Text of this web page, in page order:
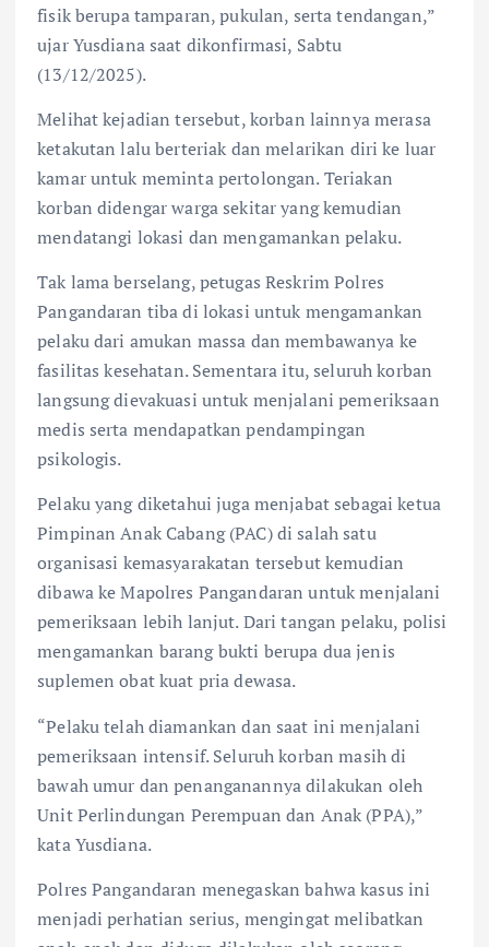
fisik berupa tamparan, pukulan, serta tendangan,”
ujar Yusdiana saat dikonfirmasi, Sabtu
(13/12/2025).
Melihat kejadian tersebut, korban lainnya merasa
ketakutan lalu berteriak dan melarikan diri ke luar
kamar untuk meminta pertolongan. Teriakan
korban didengar warga sekitar yang kemudian
mendatangi lokasi dan mengamankan pelaku.
Tak lama berselang, petugas Reskrim Polres
Pangandaran tiba di lokasi untuk mengamankan
pelaku dari amukan massa dan membawanya ke
fasilitas kesehatan. Sementara itu, seluruh korban
langsung dievakuasi untuk menjalani pemeriksaan
medis serta mendapatkan pendampingan
psikologis.
Pelaku yang diketahui juga menjabat sebagai ketua
Pimpinan Anak Cabang (PAC) di salah satu
organisasi kemasyarakatan tersebut kemudian
dibawa ke Mapolres Pangandaran untuk menjalani
pemeriksaan lebih lanjut. Dari tangan pelaku, polisi
mengamankan barang bukti berupa dua jenis
suplemen obat kuat pria dewasa.
“Pelaku telah diamankan dan saat ini menjalani
pemeriksaan intensif. Seluruh korban masih di
bawah umur dan penanganannya dilakukan oleh
Unit Perlindungan Perempuan dan Anak (PPA),”
kata Yusdiana.
Polres Pangandaran menegaskan bahwa kasus ini
menjadi perhatian serius, mengingat melibatkan